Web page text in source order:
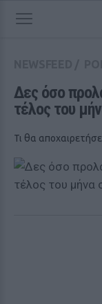
Δες όσο
τέλος του
Τι θα